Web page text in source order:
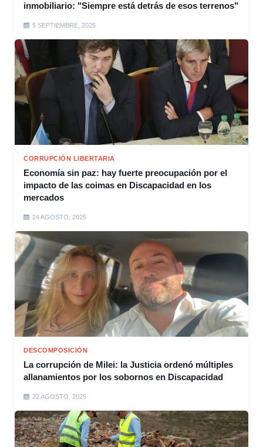
inmobiliario: "Siempre está detrás de esos terrenos"
5 SEPTIEMBRE, 2025
CORRUPCIÓN LIBERTARIA
Economía sin paz: hay fuerte preocupación por el
impacto de las coimas en Discapacidad en los
mercados
24 AGOSTO, 2025
DESCOMPOSICIÓN
La corrupción de Milei: la Justicia ordenó múltiples
allanamientos por los sobornos en Discapacidad
22 AGOSTO, 2025